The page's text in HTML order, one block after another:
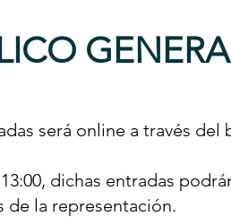
será online a través del
dichas entradas
la representación.